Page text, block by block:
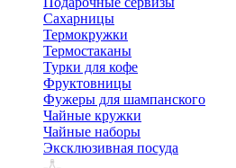
Сахарницы
Термокружки
Термостаканы
Турки для кофе
Фруктовницы
Фужеры для шампанского
Чайные кружки
Чайные наборы
Эксклюзивная посуда